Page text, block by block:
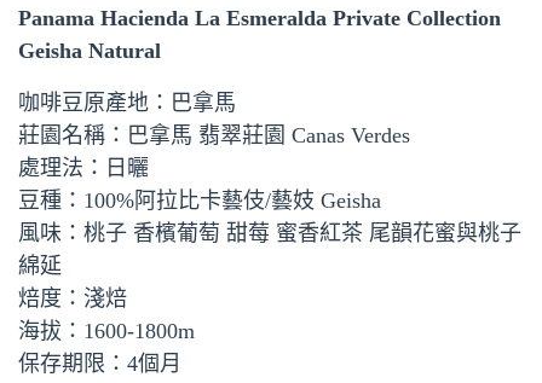
Panama Hacienda La Esmeralda Private Collection
Geisha Natural
咖啡豆原產地：巴拿馬
莊園名稱：巴拿馬 翡翠莊園 Canas Verdes
處理法：日曬
豆種：100%阿拉比卡藝伎/藝妓 Geisha
風味：桃子 香檳葡萄 甜莓 蜜香紅茶 尾韻花蜜與桃子
綿延
焙度：淺焙
海拔：1600-1800m
保存期限：4個月